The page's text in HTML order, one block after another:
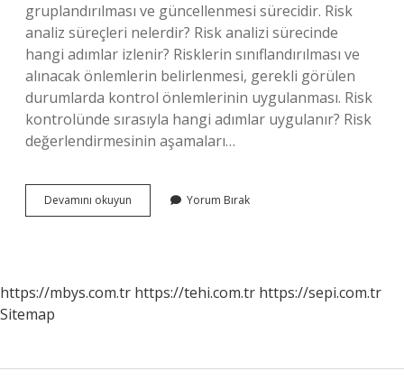
gruplandırılması ve güncellenmesi sürecidir. Risk
analiz süreçleri nelerdir? Risk analizi sürecinde
hangi adımlar izlenir? Risklerin sınıflandırılması ve
alınacak önlemlerin belirlenmesi, gerekli görülen
durumlarda kontrol önlemlerinin uygulanması. Risk
kontrolünde sırasıyla hangi adımlar uygulanır? Risk
değerlendirmesinin aşamaları…
Devamını okuyun
Analizi
Hangisi
Yorum Bırak
https://mbys.com.tr https://tehi.com.tr https://sepi.com.tr
Sitemap